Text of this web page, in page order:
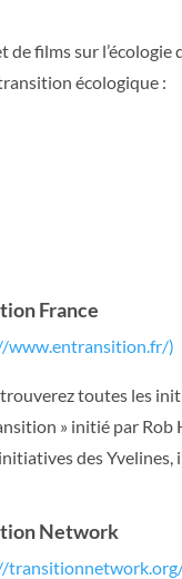
de films sur l’écologie
écologique :
France
www.entransition.fr/)
toutes les
» initié par
des Yvelines,
Network